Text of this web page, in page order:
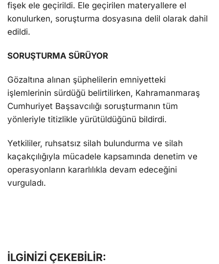
fişek ele geçirildi. Ele geçirilen materyallere el
konulurken, soruşturma dosyasına delil olarak dahil
edildi.
SORUŞTURMA SÜRÜYOR
Gözaltına alınan şüphelilerin emniyetteki
işlemlerinin sürdüğü belirtilirken, Kahramanmaraş
Cumhuriyet Başsavcılığı soruşturmanın tüm
yönleriyle titizlikle yürütüldüğünü bildirdi.
Yetkililer, ruhsatsız silah bulundurma ve silah
kaçakçılığıyla mücadele kapsamında denetim ve
operasyonların kararlılıkla devam edeceğini
vurguladı.
İLGİNİZİ ÇEKEBİLİR: